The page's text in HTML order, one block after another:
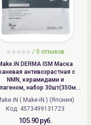
/ 0 отзывов
DERMA ISM Маска
антивозрастная c
NMN, керамидами и
набор 30шт(350мл)
/ DERMA ISM 100 NMN 100
Moist Face Mask
( Make-iN ) (Япония)
Код: 4573499131723
105.90 руб.